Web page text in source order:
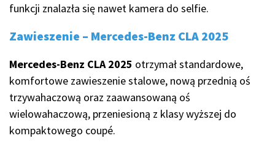
funkcji znalazła się nawet kamera do selfie.
Zawieszenie – Mercedes-Benz CLA 2025
Mercedes-Benz CLA 2025 otrzymał standardowe,
komfortowe zawieszenie stalowe, nową przednią oś
trzywahaczową oraz zaawansowaną oś
wielowahaczową, przeniesioną z klasy wyższej do
kompaktowego coupé.